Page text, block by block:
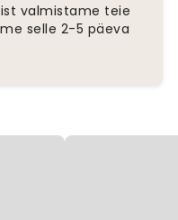
valmistame teie
selle 2-5 päeva